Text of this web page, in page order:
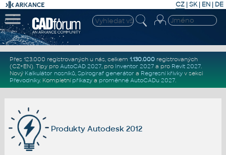
CZ | SK| EN | DE
Přes 123.000 registrovaných u nás, celkem 1.130.000registrovaných
(CZ+EN). Tipy pro AutoCAD 2027, pro Inventor 2027a pro Revit 2027.
Nový Kalkulátor nosníků, Spirograf generátor a Regresní křivkyv sekci
Převodníky. Kompletní příkazya proměnné AutoCADu 2027.
Produkty Autodesk 2012